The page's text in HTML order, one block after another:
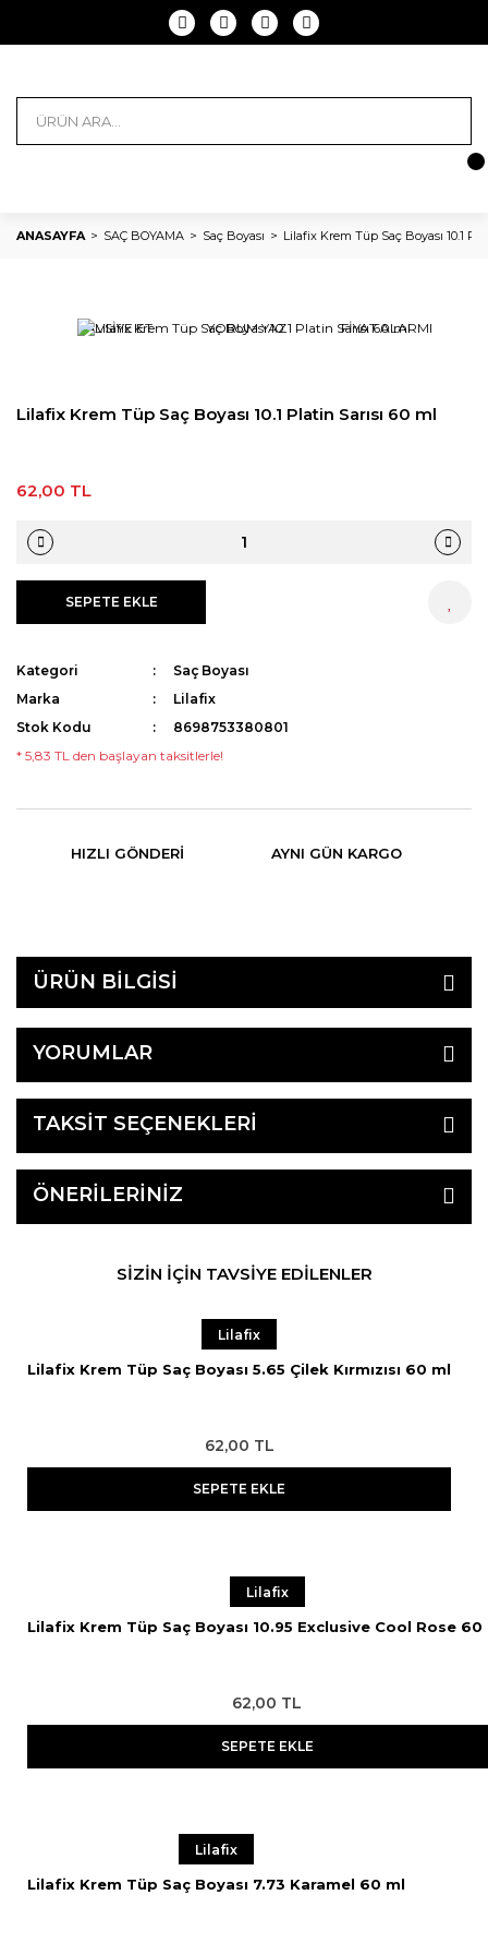
ANASAYFA SAÇ BOYAMA Saç Boyası Lilafix Krem Tüp Saç Boyası 10.1
TAVSİYE ET YORUM YAZ FİYAT ALARMI
Lilafix Krem Tüp Saç Boyası 10.1 Platin Sarısı 60 ml
62,00 TL
SEPETE EKLE
Kategori
Saç Boyası
Marka
Lilafix
Stok Kodu
8698753380801
* 5,83 TL den başlayan taksitlerle!
HIZLI GÖNDERI AYNI GÜN KARGO
ÜRÜN BİLGİSİ
YORUMLAR
TAKSİT SEÇENEKLERİ
ÖNERİLERİNİZ
SİZİN İÇİN TAVSİYE EDİLENLER
Lilafix
Lilafix Krem Tüp Saç Boyası 5.65 Çilek Kırmızısı 60 ml
62,00 TL
SEPETE EKLE
Lilafix
Lilafix Krem Tüp Saç Boyası 10.95 Exclusive Cool Rose 60
62,00 TL
SEPETE EKLE
Lilafix
Lilafix Krem Tüp Saç Boyası 7.73 Karamel 60 ml